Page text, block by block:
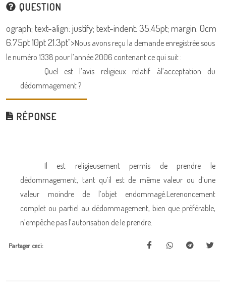
QUESTION
ograph; text-align: justify; text-indent: 35.45pt; margin: 0cm
6.75pt 10pt 21.3pt">Nous avons reçu la demande enregistrée sous
le numéro 1338 pour l’année 2006 contenant ce qui suit :
Quel est l’avis religieux relatif àl’acceptation du
dédommagement ?
RÉPONSE
Il est religieusement permis de prendre le
dédommagement, tant qu’il est de même valeur ou d’une
valeur moindre de l’objet endommagé.Lerenoncement
complet ou partiel au dédommagement, bien que préférable,
n’empêche pas l’autorisation de le prendre.
Partager ceci: